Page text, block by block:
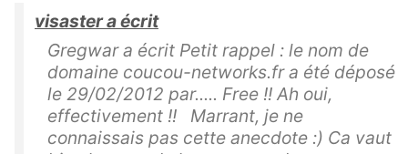
visaster a écrit
Gregwar a écrit Petit rappel : le nom de
domaine coucou-networks.fr a été déposé
le 29/02/2012 par..... Free !! Ah oui,
effectivement !! Marrant, je ne
connaissais pas cette anecdote :) Ca vaut